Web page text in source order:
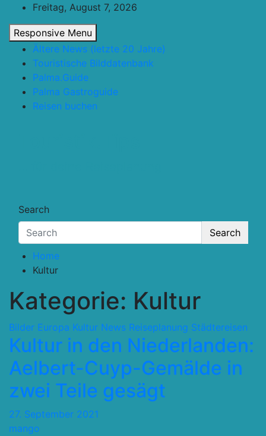
content
Freitag, August 7, 2026
Responsive Menu
Ältere News (letzte 20 Jahre)
Touristische Bilddatenbank
Palma.Guide
Palma Gastroguide
Reisen buchen
Search
Search
Home
Kultur
Kategorie: Kultur
Bilder Europa Kultur News Reiseplanung Städtereisen
Kultur in den Niederlanden:
Aelbert-Cuyp-Gemälde in
zwei Teile gesägt
27. September 2021
mango